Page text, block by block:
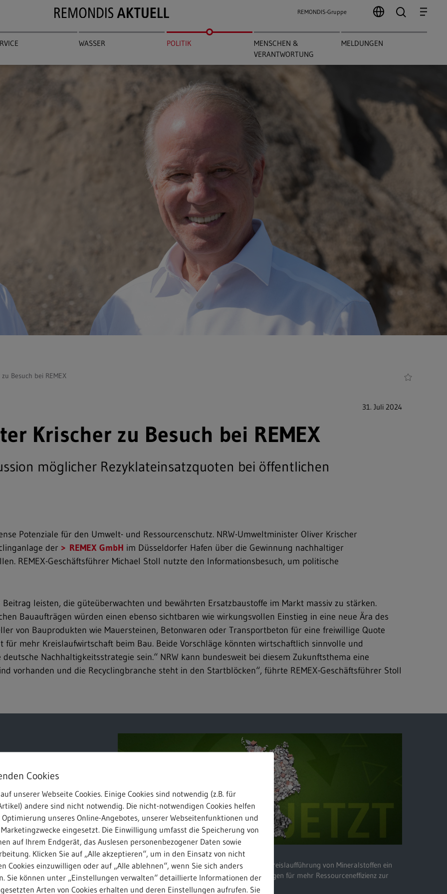
WASSER POLITIK
MENSCHEN &
VERANTWORTUNG
MELDUNGEN
REMONDIS-Gruppe search
Menu
Besuch bei REMEX
31. Juli 2024
Krischer zu Besuch bei REMEX
möglicher Rezyklateinsatzquoten bei öffentlichen
Potenziale für den Umwelt- und Ressourcenschutz. NRW-Umweltminister Oliver Krischer
der
REMEX GmbH im Düsseldorfer Hafen über die Gewinnung nachhaltiger
REMEX-Geschäftsführer Michael Stoll nutzte den Informationsbesuch, um politische
leisten, die güteüberwachten und bewährten Ersatzbaustoffe im Markt massiv zu stärken.
Bauaufträgen würden einen ebenso sichtbaren wie wirkungsvollen Einstieg in eine neue Ära des
von Bauprodukten wie Mauersteinen, Betonwaren oder Transportbeton für eine freiwillige Quote
für mehr Kreislaufwirtschaft beim Bau. Beide Vorschläge könnten wirtschaftlich sinnvolle und
Nachhaltigkeitsstrategie sein.“ NRW kann bundesweit bei diesem Zukunftsthema eine
vorhanden und die Recyclingbranche steht in den Startblöcken“, führte REMEX-Geschäftsführer Stoll
Verordnung für das
diskutiert: eine
der 2023 in Kraft
warten. Die aktuellen
wenigen ausgewählten
wird von Experten
bundesweite
zeigt – mit weniger
rechnen. Das kann
Die REMEX GmbH setzt sich für eine optimierte Kreislaufführung von Mineralstoffen ein
und stellt nachfolgend ihre Handlungsempfehlungen für mehr Ressourceneffizienz zur
Diskussion.
Cookies
unserer Webseite Cookies. Einige Cookies sind notwendig (z.B. für
andere sind nicht notwendig. Die nicht-notwendigen Cookies helfen
unseres Online-Angebotes, unserer Webseitenfunktionen und
eingesetzt. Die Einwilligung umfasst die Speicherung von
auf Ihrem Endgerät, das Auslesen personenbezogener Daten sowie
Klicken Sie auf „Alle akzeptieren“, um in den Einsatz von nicht
Cookies einzuwilligen oder auf „Alle ablehnen“, wenn Sie sich anders
Sie können unter „Einstellungen verwalten“ detaillierte Informationen der
Arten von Cookies erhalten und deren Einstellungen aufrufen. Sie